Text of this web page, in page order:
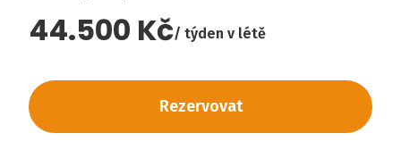
44.500 Kč týden v létě
Rezervovat